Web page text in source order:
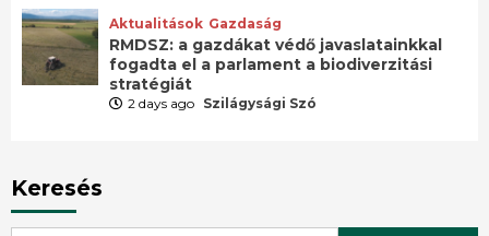
Aktualitások Gazdaság
RMDSZ: a gazdákat védő javaslatainkkal
fogadta el a parlament a biodiverzitási
stratégiát
2 days ago Szilágysági Szó
Keresés